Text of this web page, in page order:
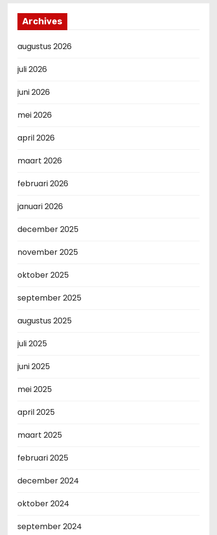
Archives
augustus 2026
juli 2026
juni 2026
mei 2026
april 2026
maart 2026
februari 2026
januari 2026
december 2025
november 2025
oktober 2025
september 2025
augustus 2025
juli 2025
juni 2025
mei 2025
april 2025
maart 2025
februari 2025
december 2024
oktober 2024
september 2024